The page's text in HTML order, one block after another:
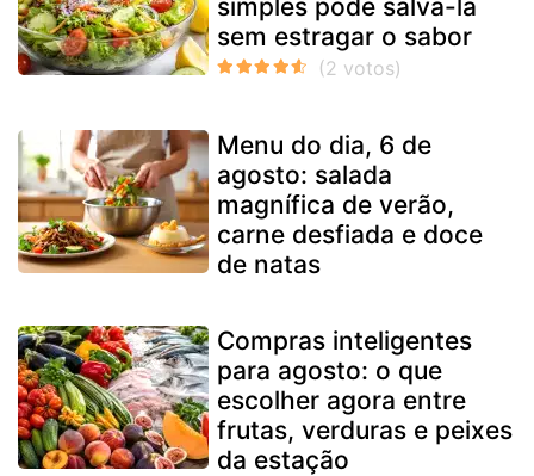
simples pode salvá-la
sem estragar o sabor
Menu do dia, 6 de
agosto: salada
magnífica de verão,
carne desfiada e doce
de natas
Compras inteligentes
para agosto: o que
escolher agora entre
frutas, verduras e peixes
da estação